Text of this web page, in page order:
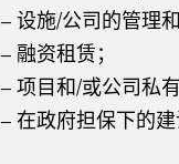
– 设施/公司的管理
– 融资租赁；
– 项目和/或公司私
– 在政府担保下的建